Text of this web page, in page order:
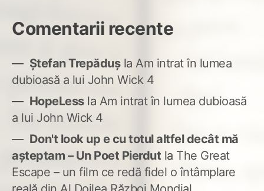
Comentarii recente
Ștefan Trepădușla Am intrat în lumea
dubioasă a lui John Wick 4
HopeLessla Am intrat în lumea dubioasă
a lui John Wick 4
Don't look up e cu totul altfel decât mă
așteptam – Un Poet Pierdut la The Great
Escape – un film ce redă fidel o întâmplare